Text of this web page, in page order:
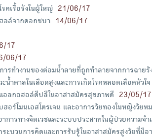
คเรื้อรังในผู้ใหญ่
21/06/17
อล์จากดอกชบา
14/06/17
17
06/17
รทำงานของต่อมน้ำลายที่ถูกทำลายจากการฉายรั
ำตาลในเลือดสูงและการเกิดโรคหลอดเลือดหัวใจ
อลกอฮอล์ดีปลีในอาสาสมัครสุขภาพดี
23/05/17
ร์โมนเอสโตรเจน และอาการวัยทองในหญิงวัยห
ารทางจิตเวชและระบบประสาทในผู้ป่วยความจำ
บวนการคิดและการรับรู้ในอาสาสมัครสูงวัยที่มีอ